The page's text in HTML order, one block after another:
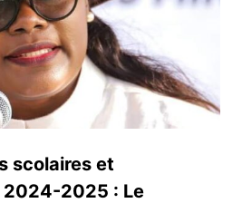
scolaires et
2025 : Le